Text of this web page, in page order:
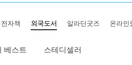
5백원부터
전자책 외국도서 알라딘굿즈 온라인
베스트 스테디셀러